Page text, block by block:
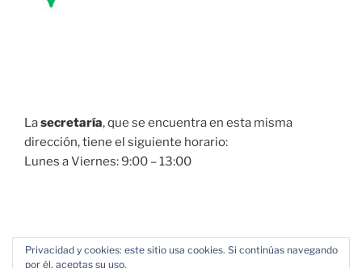
Lasecretaría, que se encuentra en esta misma
dirección, tiene el siguiente horario:
Lunes a Viernes: 9:00 – 13:00
Privacidad y cookies: este sitio usa cookies. Si continúas navegando
por él, aceptas su uso.